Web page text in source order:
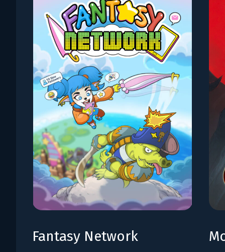
Fantasy Network